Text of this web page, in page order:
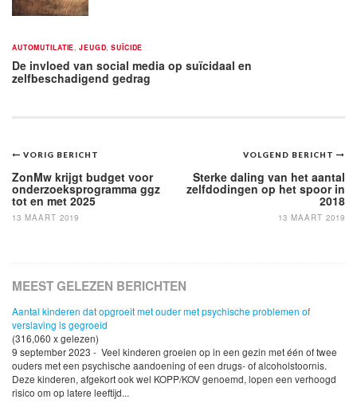
AUTOMUTILATIE ,JEUGD ,SUÏCIDE
De invloed van social media op suïcidaal en
zelfbeschadigend gedrag
Bericht
navigatie
VOLGEND BERICHT
Sterke daling van het aantal
zelfdodingen op het spoor in
2018
13 MAART 2019
VORIG BERICHT
ZonMw krijgt budget voor
onderzoeksprogramma ggz
tot en met 2025
13 MAART 2019
MEEST GELEZEN BERICHTEN
Aantal kinderen dat opgroeit met ouder met psychische problemen of
verslaving is gegroeid
(316,060 x gelezen)
9 september 2023 - Veel kinderen groeien op in een gezin met één of twee
ouders met een psychische aandoening of een drugs- of alcoholstoornis.
Deze kinderen, afgekort ook wel KOPP/KOV genoemd, lopen een verhoogd
risico om op latere leeftijd...